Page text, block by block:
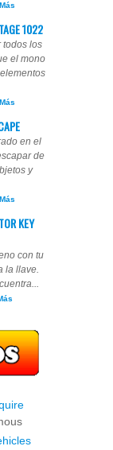
Más
1022
todos los
el mono
Más
en el
de
y
Más
KEY
con tu
la llave.